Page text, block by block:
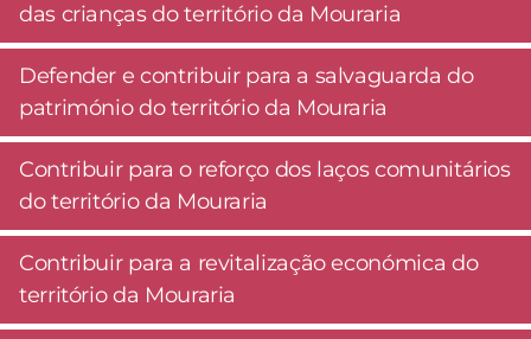
das crianças do território da Mouraria
Defender e contribuir para a salvaguarda do
património do território da Mouraria
Contribuir para o reforço dos laços comunitários
do território da Mouraria
Contribuir para a revitalização económica do
território da Mouraria